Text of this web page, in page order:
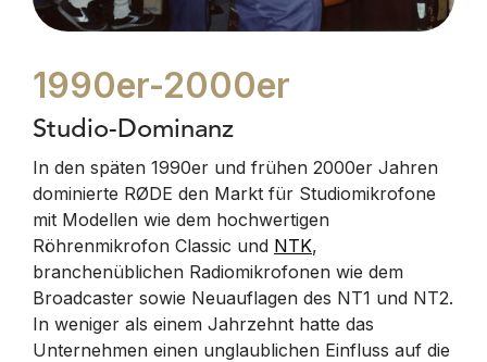
1990er-2000er
Studio-Dominanz
In den späten 1990er und frühen 2000er Jahren
dominierte RØDE den Markt für Studiomikrofone
mit Modellen wie dem hochwertigen
Röhrenmikrofon Classic und NTK,
branchenüblichen Radiomikrofonen wie dem
Broadcaster sowie Neuauflagen des NT1 und NT2.
In weniger als einem Jahrzehnt hatte das
Unternehmen einen unglaublichen Einfluss auf die